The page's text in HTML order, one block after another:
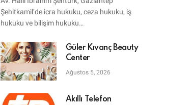
Avukatı
Şehitkamil’de icra hukuku, ceza hukuku, iş
hukuku ve bilişim hukuku…
Güler Kıvanç Beauty
Center
Ağustos 5, 2026
Akıllı Telefon